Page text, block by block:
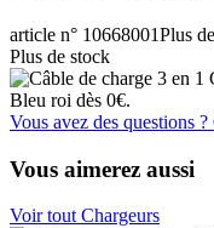
article n° 10668001Plus
Plus de stock
Vous avez des questions
Vous aimerez aussi
Voir tout Chargeurs